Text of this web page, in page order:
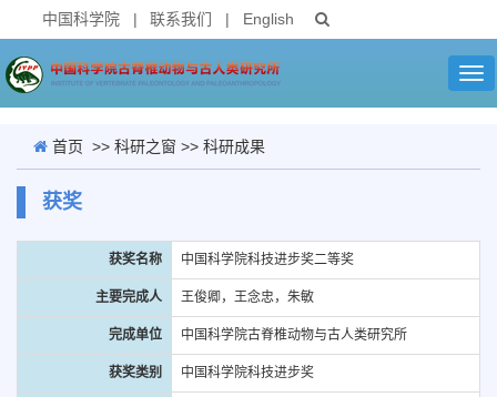
中国科学院 | 联系我们 | English
首页 >> 科研之窗 >> 科研成果
获奖
获奖名称 中国科学院科技进步奖二等奖
主要完成人 王俊卿，王念忠，朱敏
完成单位 中国科学院古脊椎动物与古人类研究所
获奖类别 中国科学院科技进步奖